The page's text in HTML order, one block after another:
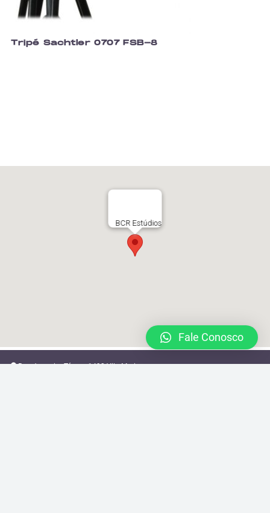
Tripé Sachtler 0707 FSB-8
BCR Estúdios
Rua Joaquim Távora 1493 Vila Mariana
Fale Conosco